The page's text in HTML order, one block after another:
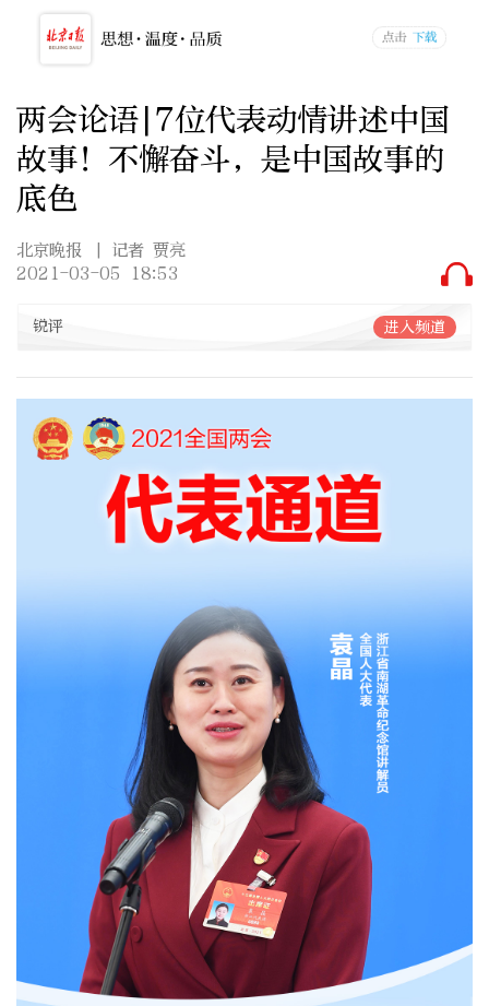
两会论语|7位代表动情讲述中国
故事！不懈奋斗，是中国故事的
底色
北京晚报
| 记者 贾亮
2021-03-05 18:53
锐评 进入频道